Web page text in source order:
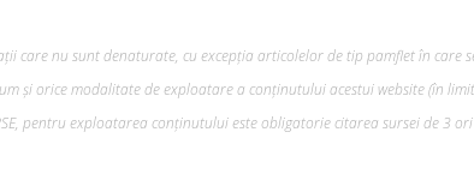
care nu sunt denaturate, cu excepția articolelor de tip pamflet în care
şi orice modalitate de exploatare a conținutului acestui website (în
pentru exploatarea conținutului este obligatorie citarea sursei de 3 ori